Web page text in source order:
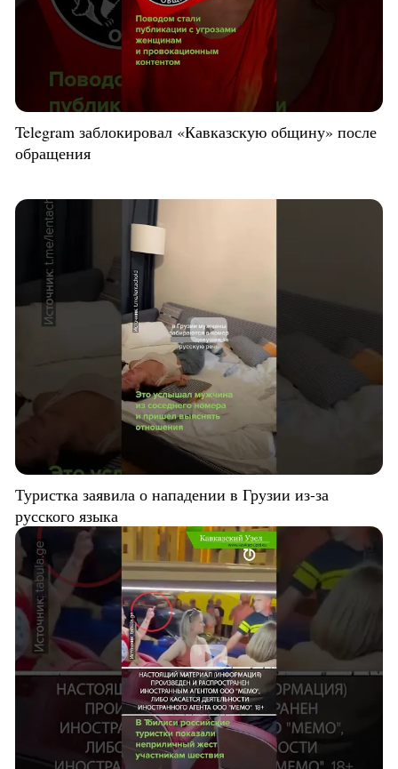
Telegram заблокировал «Кавказскую общину» после
обращения
Туристка заявила о нападении в Грузии из-за
русского языка